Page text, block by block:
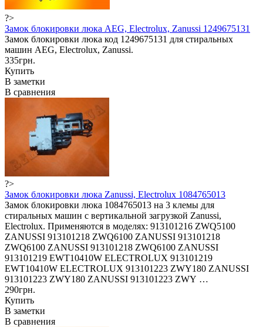
?>
Замок блокировки люка AEG, Electrolux, Zanussi 1249675131
Замок блокировки люка код 1249675131 для стиральных
машин AEG, Electrolux, Zanussi.
335грн.
Купить
В заметки
В сравнения
?>
Замок блокировки люка Zanussi, Electrolux 1084765013
Замок блокировки люка 1084765013 на 3 клемы для
стиральных машин с вертикальной загрузкой Zanussi,
Electrolux. Применяются в моделях: 913101216 ZWQ5100
ZANUSSI 913101218 ZWQ6100 ZANUSSI 913101218
ZWQ6100 ZANUSSI 913101218 ZWQ6100 ZANUSSI
913101219 EWT10410W ELECTROLUX 913101219
EWT10410W ELECTROLUX 913101223 ZWY180 ZANUSSI
913101223 ZWY180 ZANUSSI 913101223 ZWY …
290грн.
Купить
В заметки
В сравнения